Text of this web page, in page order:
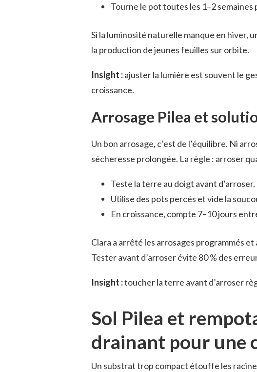
Tourne le pot toutes les 1–2
Si la luminosité naturelle manque en hiver,
la production de jeunes feuilles sur orbite.
Insight :ajuster la lumière est souvent le
croissance.
Arrosage Pilea et
Un bon arrosage, c’est de l’équilibre. Ni
sécheresse prolongée. La règle : arroser
Teste la terre au doigt avant d’arroser.
Utilise des pots percés et vide la
En croissance, compte 7–10 jours
Clara a arrêté les arrosages programmés
Tester avant d’arroser évite 80 % des
Insight :toucher la terre avant d’arroser
Sol Pilea et
drainant pour une
Un substrat trop compact étouffe les